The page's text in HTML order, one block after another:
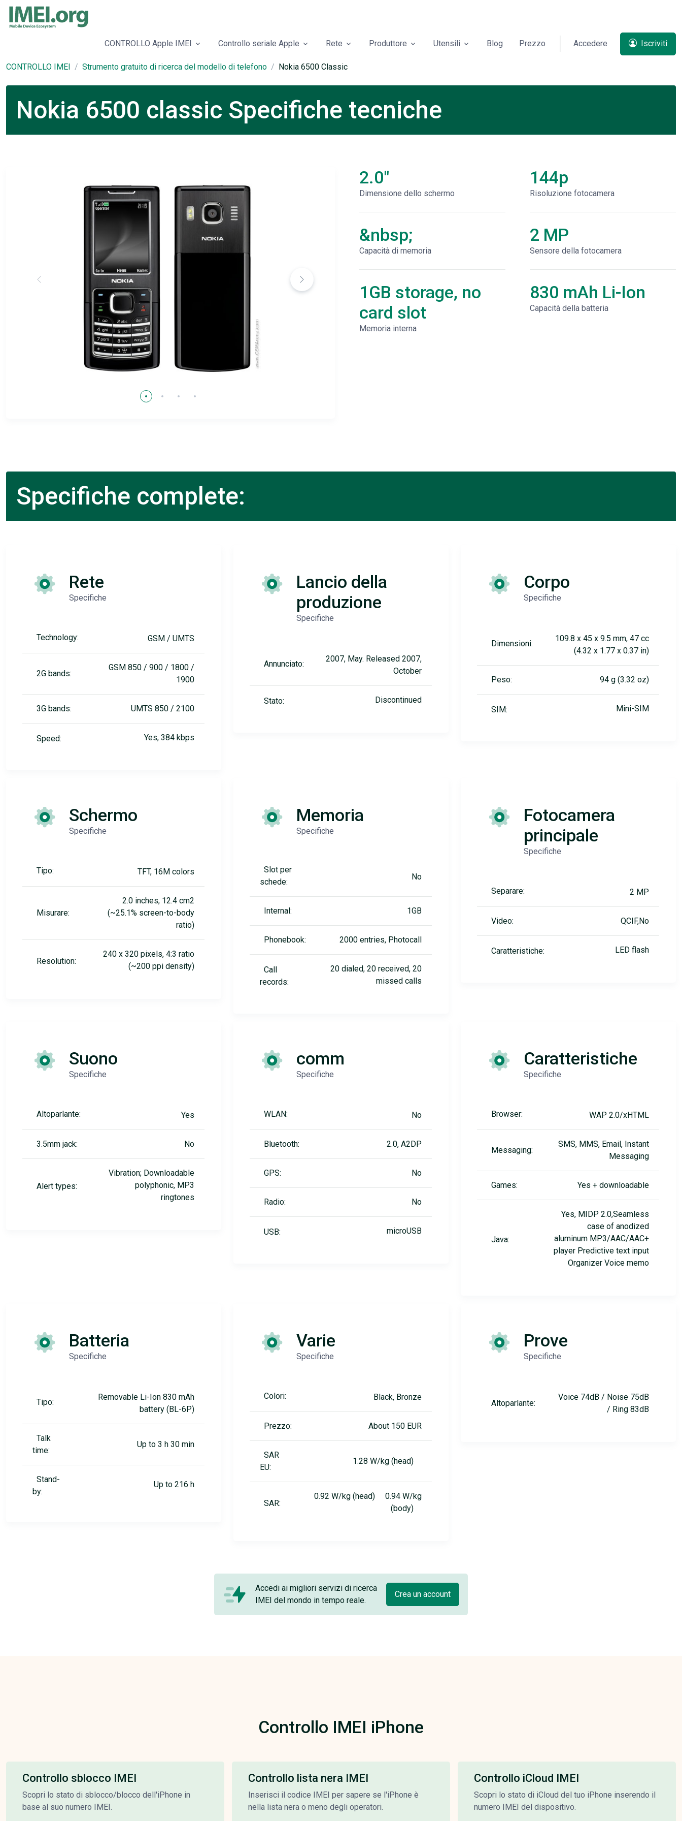
CONTROLLO Apple IMEI Controllo seriale Apple Rete Produttore Utensili Blog Prezzo Accedere Iscriviti
CONTROLLO IMEI Strumento gratuito di ricerca del modello di telefono Nokia 6500 Classic
Nokia 6500 classic Specifiche tecniche
2.0"
Dimensione dello schermo
&nbsp;
Capacità di memoria
1GB storage, no
card slot
Memoria interna
144p
Risoluzione fotocamera
2 MP
Sensore della fotocamera
830 mAh Li-Ion
Capacità della batteria
Specifiche complete:
Rete
Specifiche
Technology: GSM / UMTS
2G bands:
GSM 850 / 900 / 1800 /
1900
3G bands: UMTS 850 / 2100
Speed: Yes, 384 kbps
Lancio della
produzione
Specifiche
Annunciato:
2007, May. Released 2007,
October
Stato: Discontinued
Corpo
Specifiche
Dimensioni:
109.8 x 45 x 9.5 mm, 47 cc
(4.32 x 1.77 x 0.37 in)
Peso: 94 g (3.32 oz)
SIM: Mini-SIM
Schermo
Specifiche
Tipo: TFT, 16M colors
Misurare:
2.0 inches, 12.4 cm2
(~25.1% screen-to-body
ratio)
Resolution:
240 x 320 pixels, 4:3 ratio
(~200 ppi density)
Memoria
Specifiche
Slot per
schede:
No
Internal: 1GB
Phonebook: 2000 entries, Photocall
Call
records:
20 dialed, 20 received, 20
missed calls
Fotocamera
principale
Specifiche
Separare: 2 MP
Video: QCIF,No
Caratteristiche: LED flash
Suono
Specifiche
Altoparlante: Yes
3.5mm jack: No
Alert types:
Vibration; Downloadable
polyphonic, MP3
ringtones
comm
Specifiche
WLAN: No
Bluetooth: 2.0, A2DP
GPS: No
Radio: No
USB: microUSB
Caratteristiche
Specifiche
Browser: WAP 2.0/xHTML
Messaging:
SMS, MMS, Email, Instant
Messaging
Games: Yes + downloadable
Java:
Yes, MIDP 2.0,Seamless
case of anodized
aluminum MP3/AAC/AAC+
player Predictive text input
Organizer Voice memo
Batteria
Specifiche
Tipo:
Removable Li-Ion 830 mAh
battery (BL-6P)
Talk
time:
Up to 3 h 30 min
Stand-
by:
Up to 216 h
Varie
Specifiche
Colori: Black, Bronze
Prezzo: About 150 EUR
SAR
EU:
1.28 W/kg (head)
SAR:
0.92 W/kg (head) 0.94 W/kg
(body)
Prove
Specifiche
Altoparlante:
Voice 74dB / Noise 75dB
/ Ring 83dB
Accedi ai migliori servizi di ricerca
IMEI del mondo in tempo reale.
Crea un account
Controllo IMEI iPhone
Controllo sblocco IMEI
Scopri lo stato di sblocco/blocco dell'iPhone in
base al suo numero IMEI.
Controllo lista nera IMEI
Inserisci il codice IMEI per sapere se l'iPhone è
nella lista nera o meno degli operatori.
Controllo iCloud IMEI
Scopri lo stato di iCloud del tuo iPhone inserendo il
numero IMEI del dispositivo.